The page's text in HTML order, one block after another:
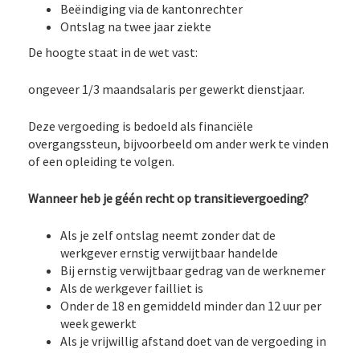
Beëindiging via de kantonrechter
Ontslag na twee jaar ziekte
De hoogte staat in de wet vast:
ongeveer 1/3 maandsalaris per gewerkt dienstjaar.
Deze vergoeding is bedoeld als financiële
overgangssteun, bijvoorbeeld om ander werk te vinden
of een opleiding te volgen.
Wanneer heb je géén recht op transitievergoeding?
Als je zelf ontslag neemt zonder dat de
werkgever ernstig verwijtbaar handelde
Bij ernstig verwijtbaar gedrag van de werknemer
Als de werkgever failliet is
Onder de 18 en gemiddeld minder dan 12 uur per
week gewerkt
Als je vrijwillig afstand doet van de vergoeding in